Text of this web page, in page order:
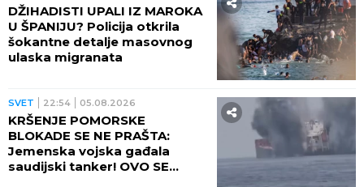
DŽIHADISTI UPALI IZ MAROKA
U ŠPANIJU? Policija otkrila
šokantne detalje masovnog
ulaska migranata
SVET 22:54 05.08.2026
KRŠENJE POMORSKE
BLOKADE SE NE PRAŠTA:
Jemenska vojska gađala
saudijski tanker! OVO SE